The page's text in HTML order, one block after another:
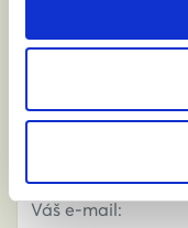
ABY VÁM